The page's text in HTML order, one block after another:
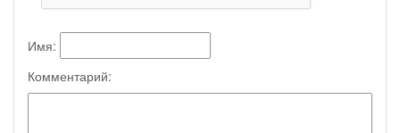
Имя:
Комментарий: